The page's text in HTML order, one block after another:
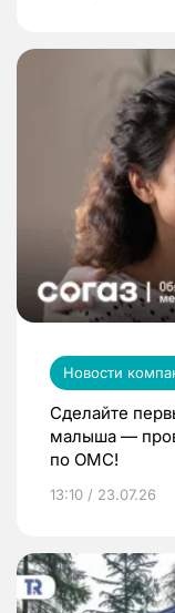
Новости
Сделайте
малыша —
по ОМС!
13:10 / 23.07.26